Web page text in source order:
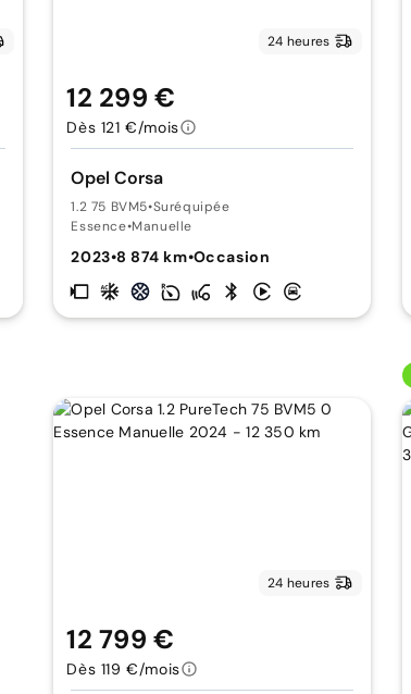
24 heures
Opel Corsa
1.2 75 BVM5•Suréquipée
Essence•Manuelle
2023•8 874 km•Occasion
12 299 €
Dès 121 €/mois
24 heures
12 799 €
Dès 119 €/mois